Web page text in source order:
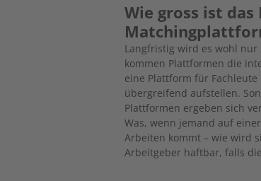
Wie gross ist
Langfristig wird es wohl
kommen Plattformen die
eine Plattform für
übergreifend aufstellen.
Plattformen ergeben sich
Was, wenn jemand auf
Arbeiten kommt – wie wird
Arbeitgeber haftbar, falls